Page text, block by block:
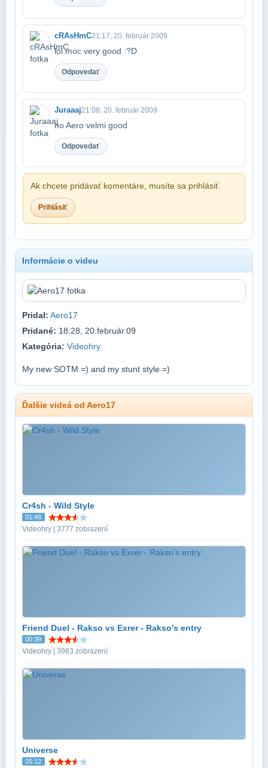
cRAsHmC21:17, 20. február 2009
lol moc very good :?D
Odpovedať
Juraaaj21:08, 20. február 2009
no Aero velmi good
Odpovedať
Ak chcete pridávať komentáre, musíte sa prihlásiť.
Prihlásiť
Informácie o videu
Pridal: Aero17
Pridané: 18:28, 20.február.09
Kategória: Videohry
My new SOTM =) and my stunt style =)
Ďalšie videá od Aero17
Cr4sh - Wild Style
01:46
Videohry | 3777 zobrazení
Friend Duel - Rakso vs Exrer - Rakso's entry
00:39
Videohry | 3983 zobrazení
Universe
05:12